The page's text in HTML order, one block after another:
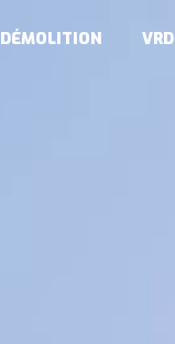
DÉMOLITION VRD